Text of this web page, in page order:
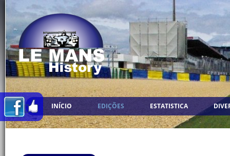
INÍCIO EDIÇÕES ESTATISTICA